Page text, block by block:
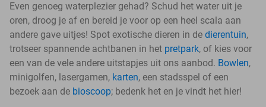
Even genoeg waterplezier gehad? Schud het water uit je
oren, droog je af en bereid je voor op een heel scala aan
andere gave uitjes! Spot exotische dieren in de dierentuin,
trotseer spannende achtbanen in het pretpark, of kies voor
een van de vele andere uitstapjes uit ons aanbod. Bowlen,
minigolfen, lasergamen, karten, een stadsspel of een
bezoek aan de bioscoop; bedenk het en je vindt het hier!